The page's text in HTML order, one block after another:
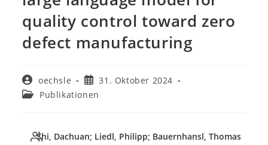
quality control toward zero
defect manufacturing
Beitrags-
Autor:
oechsle
Beitrag
veröffentlicht:
31. Oktober 2024
Beitrags-Publikationen
Shi, Dachuan; Liedl, Philipp; Bauernhansl, Thomas